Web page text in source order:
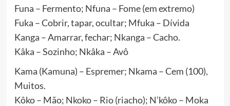
Funa – Fermento; Nfuna – Fome (em extremo)
Fuka – Cobrir, tapar, ocultar; Mfuka – Dívida
Kanga – Amarrar, fechar; Nkanga – Cacho.
Kâka – Sozinho; Nkâka – Avô
Kama (Kamuna) – Espremer; Nkama – Cem (100),
Muitos.
Kôko – Mão; Nkoko – Rio (riacho); N’kôko – Moka